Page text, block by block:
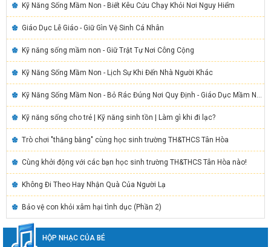
Kỹ Năng Sống Mầm Non - Biết Kêu Cứu Chạy Khỏi Nơi Nguy Hiểm
Giáo Dục Lễ Giáo - Giữ Gìn Vệ Sinh Cá Nhân
Kỹ năng sống mầm non - Giữ Trật Tự Nơi Công Cộng
Kỹ Năng Sống Mầm Non - Lịch Sự Khi Đến Nhà Người Khác
Kỹ Năng Sống Mầm Non - Bỏ Rác Đúng Nơi Quy Định - Giáo Dục Mầm Non
Kỹ năng sống cho trẻ | Kỹ năng sinh tồn | Làm gì khi đi lạc?
Trò chơi "thăng bằng" cùng học sinh trường TH&THCS Tân Hòa
Cùng khởi động với các bạn học sinh trường TH&THCS Tân Hòa nào!
Không Đi Theo Hay Nhận Quà Của Người Lạ
Bảo vệ con khỏi xâm hại tình dục (Phần 2)
HỘP NHẠC CỦA BÉ